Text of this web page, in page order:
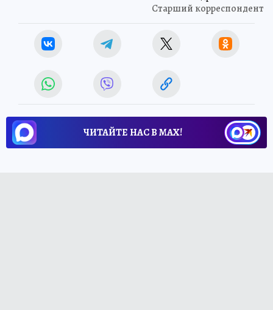
Старший корреспондент
ЧИТАЙТЕ НАС В МАХ!